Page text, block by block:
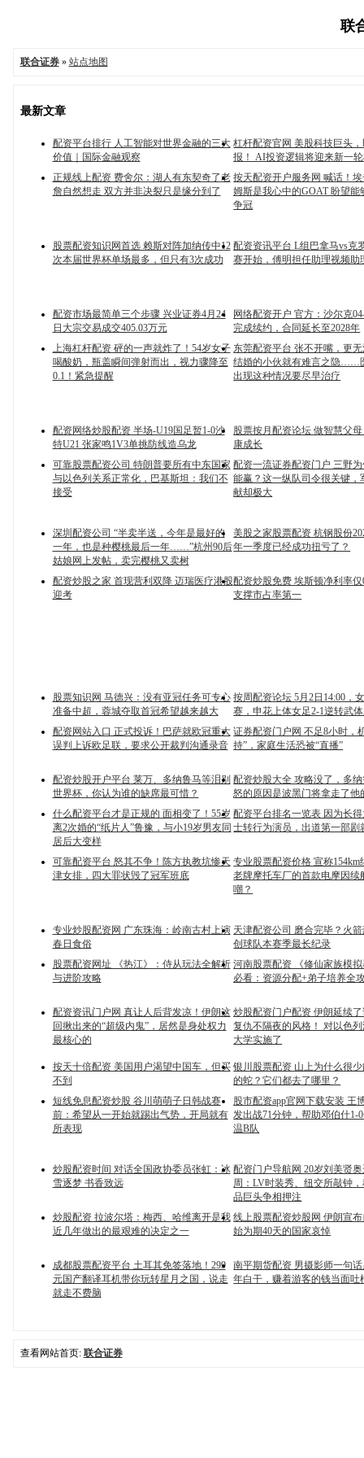
联
联合证券» 站点地图
最新文章
配资平台排行 人工智能对世界金融的三大
价值｜国际金融观察
杠杆配资官网 美股科技巨头
报！ AI投资逻辑将迎来新一
正规线上配资 费舍尔：湖人有东契奇了老
詹自然想走 双方并非决裂只是缘分到了
按天配资开户服务网 喊话！
姆斯是我心中的GOAT 盼望能
争冠
股票配资知识网首选 赖斯对阵加纳传中12
次本届世界杯单场最多，但只有3次成功
配资资讯平台 L组巴拿马vs克
赛开始，傅明担任助理视频助
配资市场最简单三个步骤 兴业证券4月24
日大宗交易成交405.03万元
网络配资开户 官方：沙尔克
完成续约，合同延长至2028年
上海杠杆配资 砰的一声就炸了！54岁女子
喝酸奶，瓶盖瞬间弹射而出，视力骤降至
0.1！紧急提醒
东莞配资平台 张不开嘴，更
结婚的小伙就有难言之隐……
出现这种情况要尽早治疗
配资网络炒股配资 半场-U19国足暂1-0沙
特U21 张家鸣1V3单挑防线造乌龙
股票按月配资论坛 做智慧父
康成长
可靠股票配资公司 特朗普要所有中东国家
与以色列关系正常化，巴基斯坦：我们不
接受
配资一流证券配资门户 三野
能赢？这一纵队司令很关键，
献却极大
深圳配资公司 “半卖半送，今年是最好的
一年，也是种樱桃最后一年……”杭州90后
姑娘网上发帖，卖完樱桃又卖树
美股之家股票配资 杭钢股份
年一季度已经成功扭亏了？
配资炒股之家 首现营利双降 迈瑞医疗港股
迎考
配资炒股免费 埃斯顿净利率
支撑市占率第一
股票知识网 马德兴：没有亚冠任务可专心
准备中超，蓉城夺取首冠希望越来越大
按周配资论坛 5月2日14:00，
赛，申花上体女足2-1逆转武
配资网站入口 正式投诉！巴萨就欧冠重大
误判上诉欧足联，要求公开裁判沟通录音
证券配资门户网 不足8小时，
持”，家庭生活恐被“直播”
配资炒股开户平台 莱万、多纳鲁马等泪别
世界杯，你认为谁的缺席最可惜？
配资炒股大全 攻略没了，多
怒的原因是波黑门将拿走了他
什么配资平台才是正规的 面相变了！55岁
离2次婚的“纸片人”鲁豫，与小19岁男友同
居后大变样
配资平台排名一览表 因为长
士转行为演员，出道第一部剧
可靠配资平台 怒其不争！陈方执教坑惨天
津女排，四大罪状毁了冠军班底
专业股票配资价格 宣称154km
老牌摩托车厂的首款电摩因续
嘲？
专业炒股配资网 广东珠海：岭南古村上演
春日食俗
天津配资公司 磨合完毕？火
创球队本赛季最长纪录
股票配资网址 《热江》：侍从玩法全解析
与进阶攻略
河南股票配资 《修仙家族模
必看：资源分配+弟子培养全
配资资讯门户网 真让人后背发凉！伊朗这
回揪出来的“超级内鬼”，居然是身处权力
最核心的
炒股配资门户配资 伊朗延续
复仇不隔夜的风格！ 对以色
大学实施了
按天十倍配资 美国用户渴望中国车，但买
不到
银川股票配资 山上为什么很
的蛇？它们都去了哪里？
短线免息配资炒股 谷川萌萌子日韩战赛
前：希望从一开始就踢出气势，开局就有
所表现
股市配资app官网下载安装 王
发出战71分钟，帮助邓伯什1-
温B队
炒股配资时间 对话全国政协委员张虹：冰
雪逐梦 书香致远
配资门户导航网 20岁刘美贤
周：LV时装秀、纽交所敲钟
品巨头争相押注
炒股配资 拉波尔塔：梅西、哈维离开是我
近几年做出的最艰难的决定之一
线上股票配资炒股网 伊朗宣
始为期40天的国家哀悼
成都股票配资平台 土耳其免签落地！299
元国产翻译耳机带你玩转星月之国，说走
就走不费脑
南平期货配资 男摄影师一句
年白干，赚着游客的钱当面吐
查看网站首页: 联合证券